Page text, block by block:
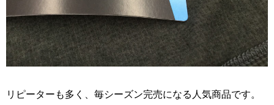
リピーターも多く、毎シーズン完売になる人気商品です。